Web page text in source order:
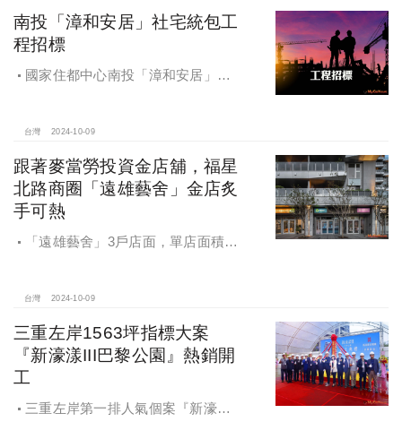
南投「漳和安居」社宅統包工
程招標
國家住都中心南投「漳和安居」社
台灣 2024-10-09
跟著麥當勞投資金店舖，福星
北路商圈「遠雄藝舍」金店炙
手可熱
「遠雄藝舍」3戶店面，單店面積在
百萬的交易行情
台灣 2024-10-09
三重左岸1563坪指標大案
『新濠漾III巴黎公園』熱銷開
工
三重左岸第一排人氣個案『新濠漾III